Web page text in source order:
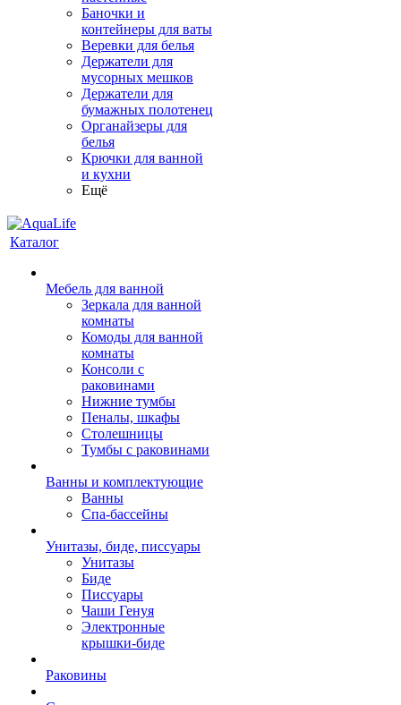
Баночки и
контейнеры для ваты
Веревки для белья
Держатели для
мусорных мешков
Держатели для
бумажных полотенец
Органайзеры для
белья
Крючки для ванной
и кухни
Ещё
Каталог
Мебель для ванной
Зеркала для ванной
комнаты
Комоды для ванной
комнаты
Консоли с
раковинами
Нижние тумбы
Пеналы, шкафы
Столешницы
Тумбы с раковинами
Ванны и комплектующие
Ванны
Спа-бассейны
Унитазы, биде, писсуары
Унитазы
Биде
Писсуары
Чаши Генуя
Электронные
крышки-биде
Раковины